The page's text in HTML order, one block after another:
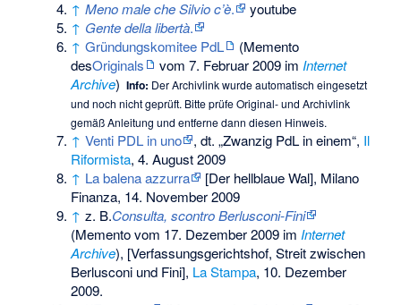
↑ Meno male che Silvio c’è.
youtube
↑ Gente della libertà.
↑ Gründungskomitee PdL (Memento
desOriginals vom 7. Februar 2009 im Internet
Archive) Info: Der Archivlink wurde automatisch eingesetzt
und noch nicht geprüft. Bitte prüfe Original- und Archivlink
gemäßAnleitung und entferne dann diesen Hinweis.
↑ Venti PDL in uno , dt. „Zwanzig PdL in einem“, Il
Riformista, 4. August 2009
↑ La balena azzurra
[Der hellblaue Wal], Milano
Finanza, 14. November 2009
↑ z. B.Consulta, scontro Berlusconi-Fini
(Mementovom 17. Dezember 2009 im Internet
Archive), [Verfassungsgerichtshof, Streit zwischen
Berlusconi und Fini], La Stampa, 10. Dezember
2009.